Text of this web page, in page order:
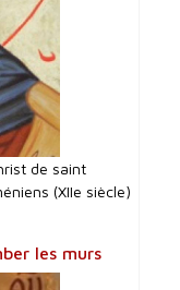
de saint
(XIIe siècle)
les murs